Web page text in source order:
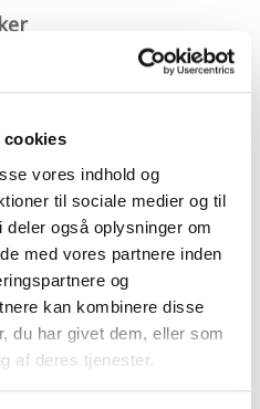
cookies
vores indhold og
til sociale medier og til
også oplysninger om
med vores partnere inden
og
kan kombinere disse
du har givet dem, eller som
af deres tjenester.
og tilsodning
overspænding el.
f.eks.